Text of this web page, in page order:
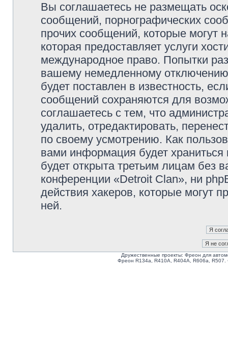
Вы соглашаетесь не размещать
сообщений, порнографических
прочих сообщений, которые могут
которая предоставляет услуги
международное право. Попытки
вашему немедленному
будет поставлен в известность,
сообщений сохраняются для
соглашаетесь с тем, что
удалить, отредактировать,
по своему усмотрению. Как
вами информация будет
будет открыта третьим лицам без
конференции «Detroit Clan», ни
действия хакеров, которые могут
ней.
Дружественные проекты: Фреон для
Фреон R134a, R410A, R404A, R606a,